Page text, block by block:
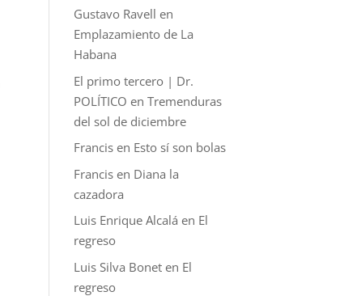
Gustavo Ravell en
Emplazamiento de La
Habana
El primo tercero | Dr.
POLÍTICO enTremenduras
del sol de diciembre
Francis en Esto sí son bolas
Francis en Diana la
cazadora
Luis Enrique Alcalá en El
regreso
Luis Silva Bonet en El
regreso